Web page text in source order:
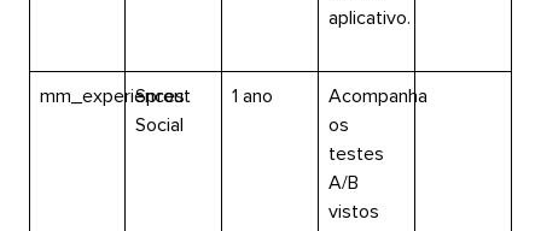
aplicativo.​​
mm_experiences​​
Sprout
Social​​
1 ano​​
Acompanha
os
testes
A/B
vistos